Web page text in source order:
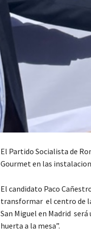
El Partido Socialista de
Gourmet en las
El candidato Paco
transformar el centro de
San Miguel en Madrid
huerta a la mesa”.